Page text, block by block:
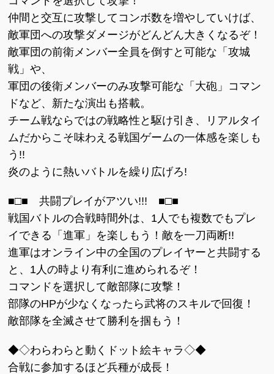
仲間と交互に攻撃してコンボ数を増やしていけば、
敵軍団への攻撃ダメージがどんどん大きくなるぞ！
敵軍団の前衛メンバー全員を倒すと可能な「攻城
戦」や、
軍団の後衛メンバーのみ攻撃可能な「大砲」コマン
ドなど、新たな演出も搭載。
チーム戦ならではの戦略性と駆け引き、リアルタイ
ムだからこそ味わえる戦国ゲームの一体感を楽しも
う!!
炎のように熱いバトルを繰り広げろ!
■□■ 共闘プレイがアツい!!! ■□■
戦国バトルの合戦時間外は、1人でも複数でもプレ
イできる「進軍」を楽しもう！敵を一刀両断!!
進軍はオンライン中の全国のプレイヤーと共闘する
と、1人の時より有利に進められるぞ！
コマンドを選択して敵部隊に攻撃！
部隊のHPが少なくなったら武将のスキルで回復！
敵部隊を全滅させて勝利を掴もう！
◆◇わらわらと動くドット絵キャラ◇◆
合戦に参加するほど兵種が成長！